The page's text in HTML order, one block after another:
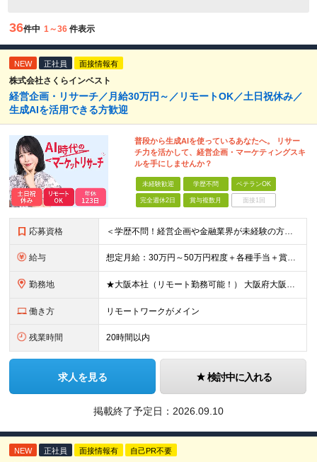
36件中 1～36 件表示
NEW 正社員 面接情報有
株式会社さくらインベスト
経営企画・リサーチ／月給30万円～／リモートOK／土日祝休み／
生成AIを活用できる方歓迎
普段から生成AIを使っているあなたへ。 リサー
チ力を活かして、経営企画・マーケティングスキ
ルを手にしませんか？
未経験歓迎 学歴不問 ベテランOK
完全週休2日 賞与複数月 面接1回
応募資格 ＜学歴不問！経営企画や金融業界が未経験の方も歓迎★＞ ■仕事やプライベートで、ChatGPTなどの生成AIを使ったことがある方 ■インターネットを使ったリサーチや情報収集が得意な方 ■集めた情報を分か
給与 想定月給：30万円～50万円程度＋各種手当＋賞与年2回 ※想定年収：400万円～600万円 ※経験・能力等考慮の上、規定により優遇 ※上記月給には固定残業代を含みます。固定残業代は、時間外労働の有無に
勤務地 ★大阪本社（リモート勤務可能！） 大阪府大阪市北区梅田2丁目5番6号 桜橋八千代ビル9階 ★新オフィスへ移転予定！駅直結ビルです♪ （移転後の住所） 大阪府大阪市中央区安土町3丁目5-13 本町ガーデ
働き方 リモートワークがメイン
残業時間 20時間以内
求人を見る 検討中に入れる
掲載終了予定日： 2026.09.10
NEW 正社員 面接情報有 自己PR不要